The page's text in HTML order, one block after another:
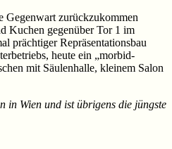
Gegenwart zurückzukommen
Kuchen gegenüber Tor 1 im
prächtiger Repräsentationsbau
heute ein „morbid-
mit Säulenhalle, kleinem Salon
in Wien und ist übrigens die jüngste